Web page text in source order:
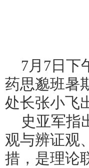
7月7日下
药思邈班暑
处长张小飞
史亚军指
观与辨证观
措，是理论